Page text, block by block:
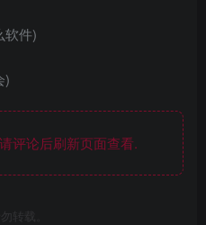
软件)
)
评论后刷新页面查看.
转载。